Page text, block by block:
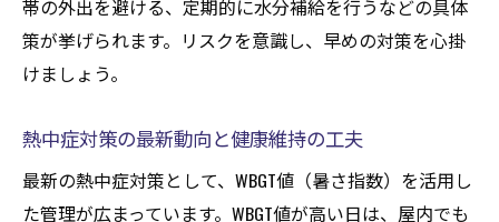
症状別にみる熱中症の適切な処置法
軽度熱中症の症状と健康を守る初期対応
重度症状発生時の健康管理と応急処置法
各段階で必要な健康観察と注意点
帯の外出を避ける、定期的に水分補給を行うなどの具体
策が挙げられます。リスクを意識し、早めの対策を心掛
けましょう。
熱中症対策の最新動向と健康維持の工夫
最新の熱中症対策として、WBGT値（暑さ指数）を活用し
た管理が広まっています。WBGT値が高い日は、屋内でも